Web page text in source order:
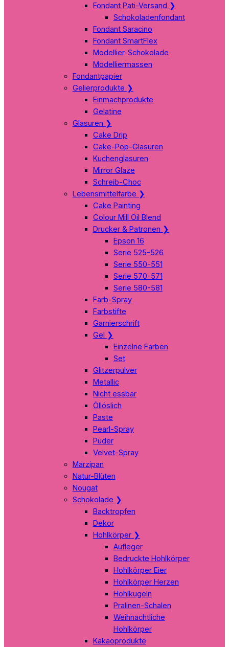
Fondant Pati-Versand ❯
Schokoladenfondant
Fondant Saracino
Fondant SmartFlex
Modellier-Schokolade
Modelliermassen
Fondantpapier
Gelierprodukte ❯
Einmachprodukte
Gelatine
Glasuren ❯
Cake Drip
Cake-Pop-Glasuren
Kuchenglasuren
Mirror Glaze
Schreib-Choc
Lebensmittelfarbe ❯
Cake Painting
Colour Mill Oil Blend
Drucker & Patronen ❯
Epson 16
Serie 525-526
Serie 550-551
Serie 570-571
Serie 580-581
Farb-Spray
Farbstifte
Garnierschrift
Gel ❯
Einzelne Farben
Set
Glitzerpulver
Metallic
Nicht essbar
Öllöslich
Paste
Pearl-Spray
Puder
Velvet-Spray
Marzipan
Natur-Blüten
Nougat
Schokolade ❯
Backtropfen
Dekor
Hohlkörper ❯
Aufleger
Bedruckte Hohlkörper
Hohlkörper Eier
Hohlkörper Herzen
Hohlkugeln
Pralinen-Schalen
Weihnachtliche
Hohlkörper
Kakaoprodukte